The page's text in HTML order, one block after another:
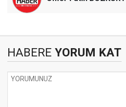
HABERE YORUM KAT